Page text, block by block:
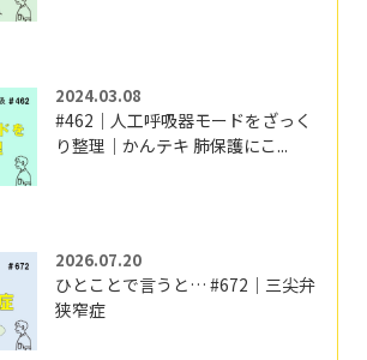
2024.03.08
#462｜人工呼吸器モードをざっく
り整理｜かんテキ 肺保護にこ...
2026.07.20
ひとことで言うと… #672｜三尖弁
狭窄症